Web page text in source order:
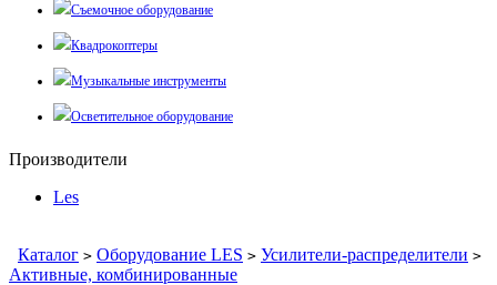
Съемочное оборудование
Квадрокоптеры
Музыкальные инструменты
Осветительное оборудование
Производители
Les
Каталог > Оборудование LES > Усилители-распределители >
Активные, комбинированные